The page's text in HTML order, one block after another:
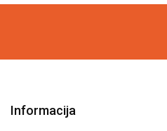
Informacija